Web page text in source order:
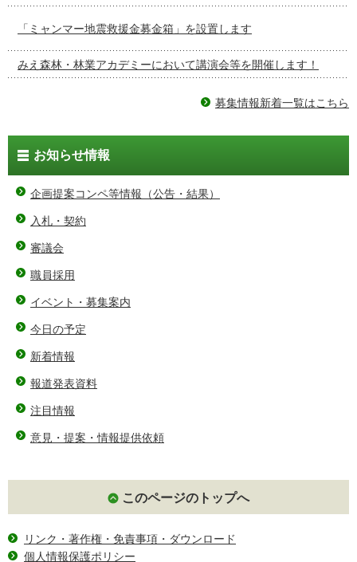
「ミャンマー地震救援金募金箱」を設置します
みえ森林・林業アカデミーにおいて講演会等を開催します！
募集情報新着一覧はこちら
お知らせ情報
企画提案コンペ等情報（公告・結果）
入札・契約
審議会
職員採用
イベント・募集案内
今日の予定
新着情報
報道発表資料
注目情報
意見・提案・情報提供依頼
このページのトップへ
リンク・著作権・免責事項・ダウンロード
個人情報保護ポリシー